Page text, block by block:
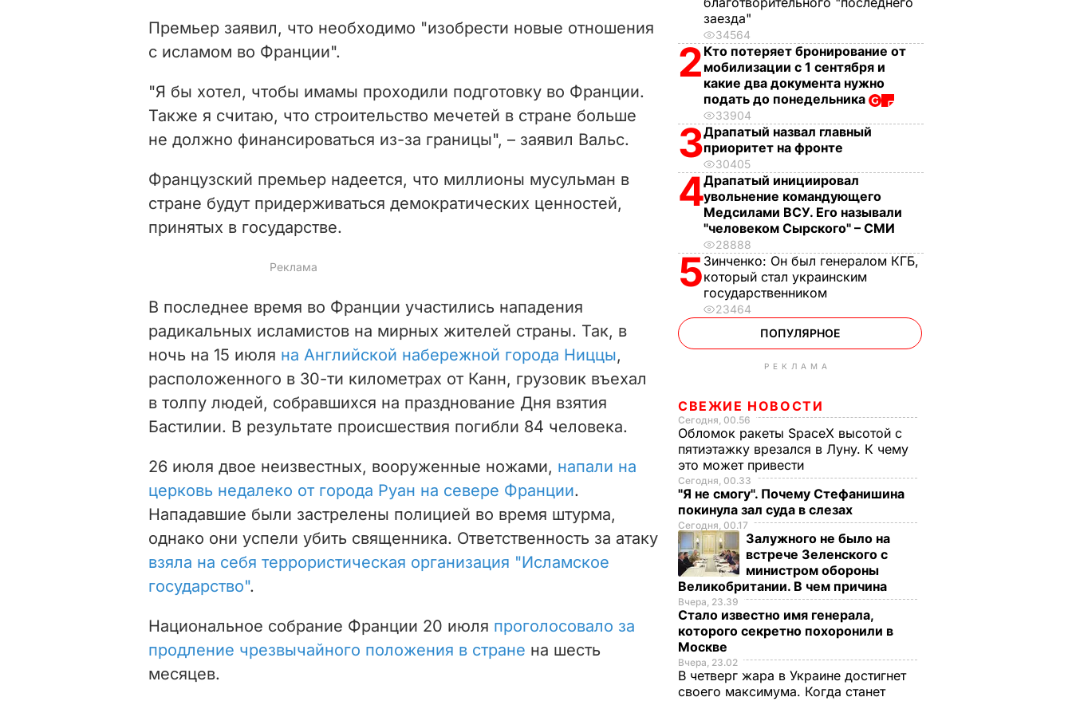
d
e
o
Премьер заявил, что необходимо "изобрести новые отношения
с исламом во Франции".
"Я бы хотел, чтобы имамы проходили подготовку во Франции.
Также я считаю, что строительство мечетей в стране больше
не должно финансироваться из-за границы", – заявил Вальс.
Французский премьер надеется, что миллионы мусульман в
стране будут придерживаться демократических ценностей,
принятых в государстве.
В последнее время во Франции участились нападения
радикальных исламистов на мирных жителей страны. Так, в
ночь на 15 июля на Английской набережной города Ниццы,
расположенного в 30-ти километрах от Канн, грузовик въехал
в толпу людей, собравшихся на празднование Дня взятия
Бастилии. В результате происшествия погибли 84 человека.
26 июля двое неизвестных, вооруженные ножами, напали на
церковь недалеко от города Руан на севере Франции.
Нападавшие были застрелены полицией во время штурма,
однако они успели убить священника. Ответственность за атаку
взяла на себя террористическая организация "Исламское
государство".
Национальное собрание Франции 20 июля проголосовало за
продление чрезвычайного положения в стране на шесть
месяцев.
заезда"
34564
2 Кто потеряет бронирование от
мобилизации с 1 сентября и
какие два документа нужно
подать до понедельника
33904
3Драпатый назвал главный
приоритет на фронте
30405
4Драпатый инициировал
увольнение командующего
Медсилами ВСУ. Его называли
"человеком Сырского" – СМИ
28888
5Зинченко: Он был генералом КГБ,
который стал украинским
государственником
23464
ПОПУЛЯРНОЕ
РЕКЛАМА
СВЕЖИЕ НОВОСТИ
Сегодня, 00.56
Обломок ракеты SpaceX высотой с
пятиэтажку врезался в Луну. К чему
это может привести
Сегодня, 00.33
"Я не смогу". Почему Стефанишина
покинула зал суда в слезах
Сегодня, 00.17
Залужного не было на
встрече Зеленского с
министром обороны
Великобритании. В чем причина
Вчера, 23.39
Стало известно имя генерала,
которого секретно похоронили в
Москве
Вчера, 23.02
В четверг жара в Украине достигнет
своего максимума. Когда станет